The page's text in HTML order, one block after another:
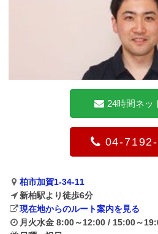
24時間ネッ
04-
柏市加賀1-34-11
新柏駅より徒歩6分
現在地からのルート案内を見る
月火水金 8:00～12:00 / 15:00～